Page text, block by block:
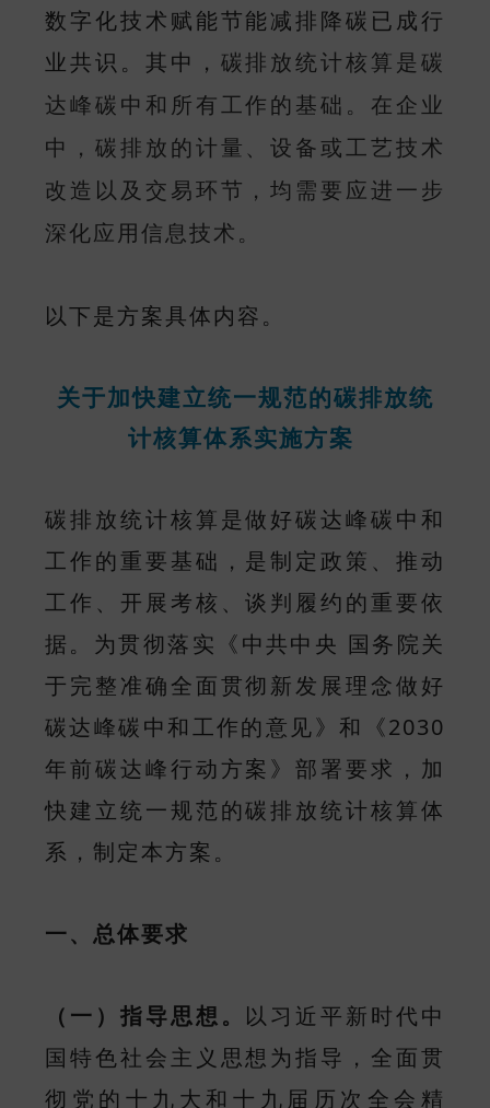
数字化技术赋能节能减排降碳已成行
业共识。其中， 碳排放统计核算是碳
达峰碳中和所有工作的基础。在企业
中，碳排放的计量、设备或工艺技术
改造以及交易环节，均需要应进一步
深化应用信息技术。
以下是方案具体内容。
关于加快建立统一规范的碳排放统
计核算体系实施方案
碳排放统计核算是做好碳达峰碳中和
工作的重要基础，是制定政策、推动
工作、开展考核、谈判履约的重要依
据。为贯彻落实《中共中央 国务院关
于完整准确全面贯彻新发展理念做好
碳达峰碳中和工作的意见》和《2030
年前碳达峰行动方案》部署要求，加
快建立统一规范的碳排放统计核算体
系，制定本方案。
一、总体要求
（一）指导思想。 以习近平新时代中
国特色社会主义思想为指导，全面贯
彻党的十九大和十九届历次全会精